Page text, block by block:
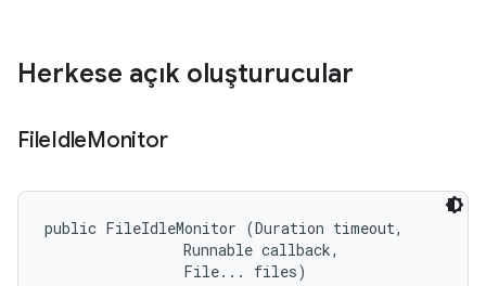
Herkese açık oluşturucular
FileIdleMonitor
public FileIdleMonitor (Duration timeout,
                Runnable callback,
                File... files)